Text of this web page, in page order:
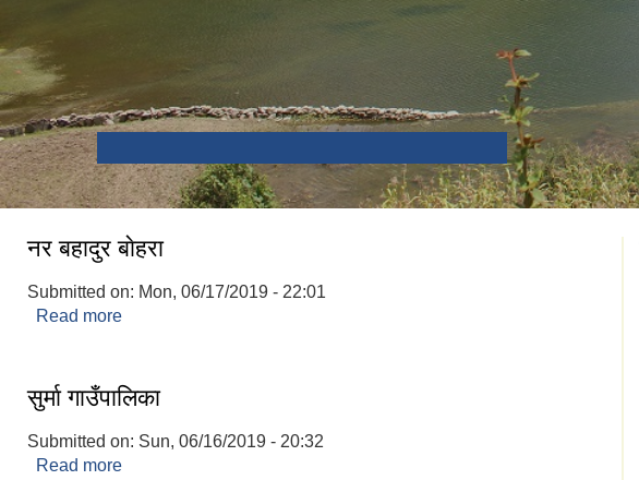
नर बहादुर बाेहरा
Submitted on: Mon, 06/17/2019 - 22:01
Read more
सुर्मा गाउँपालिका
Submitted on: Sun, 06/16/2019 - 20:32
Read more